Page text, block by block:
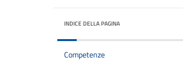
INDICE DELLA PAGINA
Competenze